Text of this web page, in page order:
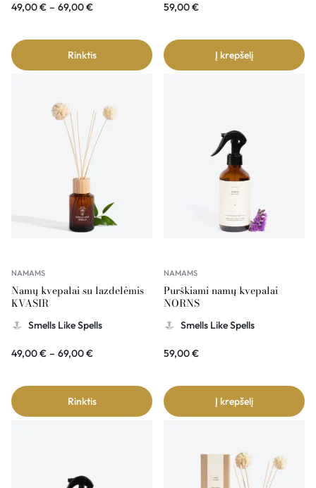
49,00€ – 69,00€
Rinktis
59,00€
Į krepšelį
NAMAMS
Namų kvepalai su lazdelėmis
KVASIR
Smells Like Spells
49,00€ – 69,00€
Rinktis
NAMAMS
Purškiami namų kvepalai
NORNS
Smells Like Spells
59,00€
Į krepšelį